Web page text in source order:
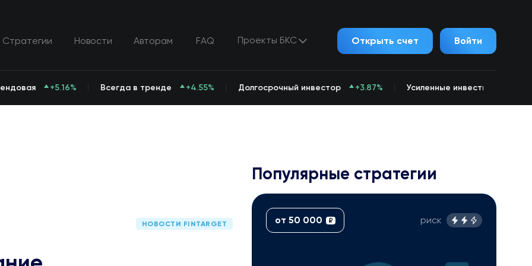
Стратегии Новости Авторам FAQ Проекты БКС Открыть счет Войти
+5.16% Всегда в тренде +4.55% Долгосрочный инвестор +3.87% Усиленные инвестиции
НОВОСТИ FINTARGET
Популярные стратегии
от 50 000 ₽ риск